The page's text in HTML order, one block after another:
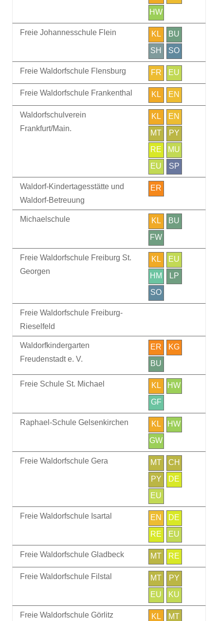
HW
Freie Johannesschule Flein KL
BU
SH
SO
Freie Waldorfschule Flensburg FR EU
Freie Waldorfschule Frankenthal KL EN
Waldorfschulverein
Frankfurt/Main.
KL
EN
MT
PY
RE
MU
EU
SP
Waldorf-Kindertagesstätte und
Waldorf-Betreuung
ER
Michaelschule KL
BU
FW
Freie Waldorfschule Freiburg St.
Georgen
KL
EU
HM
LP
SO
Freie Waldorfschule Freiburg-
Rieselfeld
Waldorfkindergarten
Freudenstadt e. V.
ER
KG
BU
Freie Schule St. Michael KL
HW
GF
Raphael-Schule Gelsenkirchen KL
HW
GW
Freie Waldorfschule Gera MT
CH
PY
DE
EU
Freie Waldorfschule Isartal EN
DE
RE
EU
Freie Waldorfschule Gladbeck MT RE
Freie Waldorfschule Filstal MT
PY
EU
KU
Freie Waldorfschule Görlitz
KL
MT